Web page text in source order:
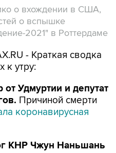
о вхождении в США,
о вспышке
2021" в Роттердаме
- Краткая сводка
к утру:
Удмуртии и депутат
Причиной смерти
коронавирусная
КНР Чжун Наньшань